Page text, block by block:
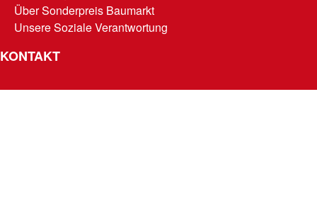
Über Sonderpreis Baumarkt
Unsere Soziale Verantwortung
KONTAKT